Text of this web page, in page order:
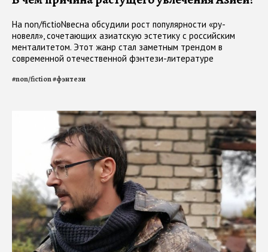
На non/fictioNвесна обсудили рост популярности «ру-
новелл», сочетающих азиатскую эстетику с российским
менталитетом. Этот жанр стал заметным трендом в
современной отечественной фэнтези-литературе
#non/fiction#фэнтези